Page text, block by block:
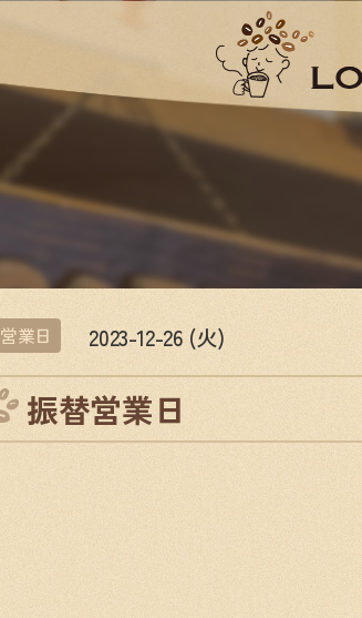
営業日 2023-12-26 (火)
振替営業日